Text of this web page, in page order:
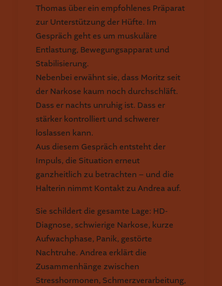
Thomas über ein empfohlenes Präparat
zur Unterstützung der Hüfte. Im
Gespräch geht es um muskuläre
Entlastung, Bewegungsapparat und
Stabilisierung.
Nebenbei erwähnt sie, dass Moritz seit
der Narkose kaum noch durchschläft.
Dass er nachts unruhig ist. Dass er
stärker kontrolliert und schwerer
loslassen kann.
Aus diesem Gespräch entsteht der
Impuls, die Situation erneut
ganzheitlich zu betrachten – und die
Halterin nimmt Kontakt zu Andrea auf.
Sie schildert die gesamte Lage: HD-
Diagnose, schwierige Narkose, kurze
Aufwachphase, Panik, gestörte
Nachtruhe. Andrea erklärt die
Zusammenhänge zwischen
Stresshormonen, Schmerzverarbeitung,